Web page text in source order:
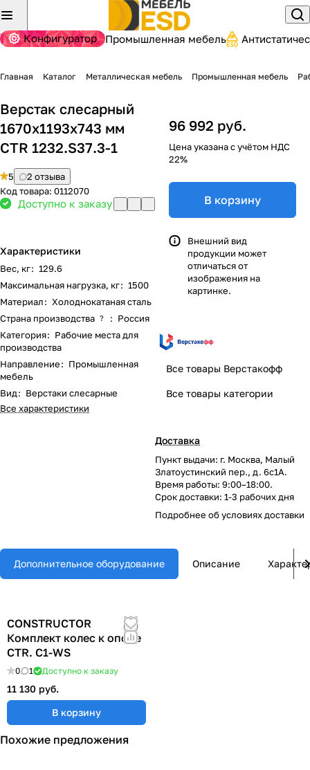
Конфигуратор Промышленная мебель
Главная Каталог Металлическая мебель Промышленная мебель
Верстак слесарный
1670x1193x743 мм
CTR 1232.S37.3-1
5
2 отзыва
Код товара: 0112070
Доступно к заказу
Характеристики
Вес, кг: 129.6
Максимальная нагрузка, кг: 1500
Материал: Холоднокатаная сталь
Страна производства ? : Россия
Категория: Рабочие места для
производства
Направление: Промышленная
мебель
Вид: Верстаки слесарные
Все характеристики
96 992 руб.
Цена указана с учётом НДС
22%
В корзину
Внешний вид
продукции может
отличаться от
изображения на
картинке.
Все товары Верстакофф
Все товары категории
Доставка
Пункт выдачи: г. Москва, Малый
Златоустинский пер., д. 6с1А.
Время работы: 9:00–18:00.
Срок доставки: 1-3 рабочих дня
Подробнее обусловиях доставки
Дополнительное оборудование Описание
CONSTRUCTOR
Комплект колес к опоре
CTR. C1-WS
0 1 Доступно к заказу
11 130 руб.
В корзину
Похожие предложения